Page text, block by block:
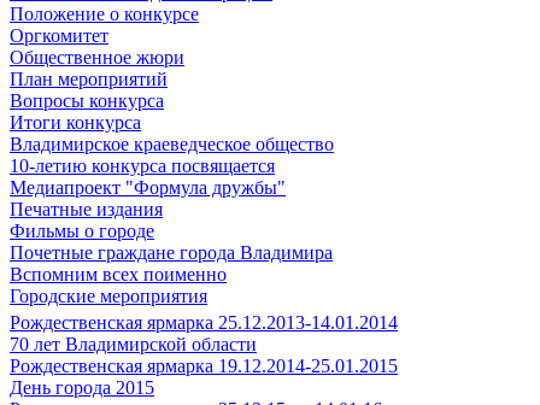
Положение о конкурсе
Оргкомитет
Общественное жюри
План мероприятий
Вопросы конкурса
Итоги конкурса
Владимирское краеведческое общество
10-летию конкурса посвящается
Медиапроект "Формула дружбы"
Печатные издания
Фильмы о городе
Почетные граждане города Владимира
Вспомним всех поименно
Городские мероприятия
Рождественская ярмарка 25.12.2013-14.01.2014
70 лет Владимирской области
Рождественская ярмарка 19.12.2014-25.01.2015
День города 2015